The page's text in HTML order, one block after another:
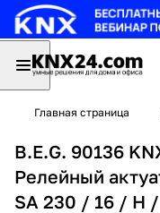
Главная страница
B.E.G. 90136
Релейный
SA 230 / 16 / H /